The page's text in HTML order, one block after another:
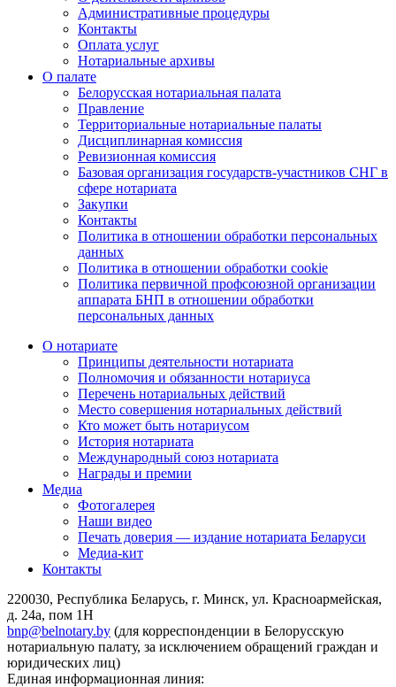
Административные процедуры
Контакты
Оплата услуг
Нотариальные архивы
О палате
Белорусская нотариальная палата
Правление
Территориальные нотариальные палаты
Дисциплинарная комиссия
Ревизионная комиссия
Базовая организация государств-участников СНГ в
сфере нотариата
Закупки
Контакты
Политика в отношении обработки персональных
данных
Политика в отношении обработки cookie
Политика первичной профсоюзной организации
аппарата БНП в отношении обработки
персональных данных
О нотариате
Принципы деятельности нотариата
Полномочия и обязанности нотариуса
Перечень нотариальных действий
Место совершения нотариальных действий
Кто может быть нотариусом
История нотариата
Международный союз нотариата
Награды и премии
Медиа
Фотогалерея
Наши видео
Печать доверия — издание нотариата Беларуси
Медиа-кит
Контакты
220030, Республика Беларусь, г. Минск, ул. Красноармейская,
д. 24а, пом 1Н
bnp@belnotary.by (для корреспонденции в Белорусскую
нотариальную палату, за исключением обращений граждан и
юридических лиц)
Единая информационная линия: